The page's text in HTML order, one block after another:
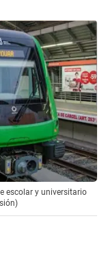
escolar y universitario